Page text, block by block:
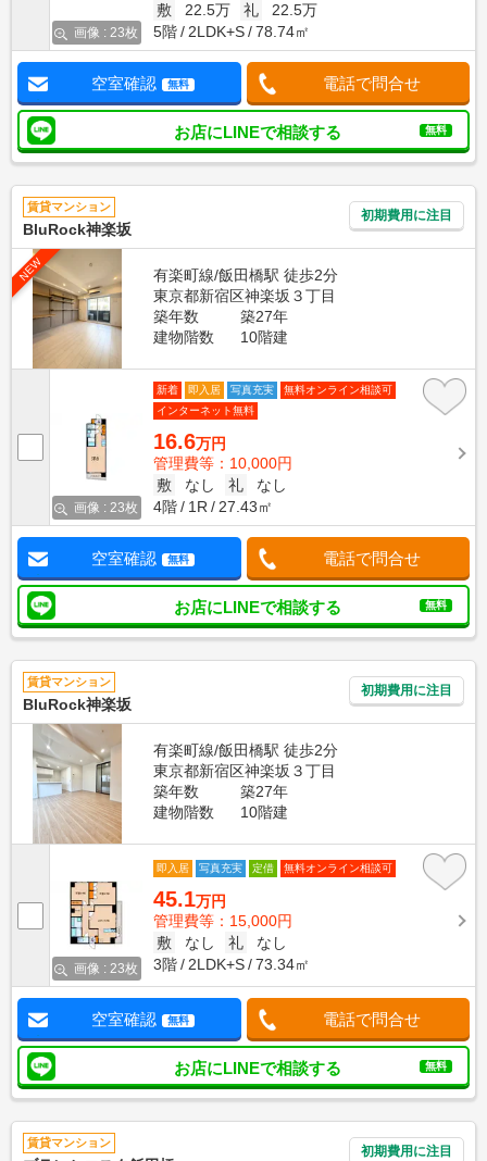
画像 : 23枚
敷
22.5万 礼
22.5万
5階
2LDK+S 78.74㎡
空室確認 無料 電話で問合せ
お店にLINEで相談する 無料
賃貸マンション
BluRock神楽坂
初期費用に注目
NEW
有楽町線/飯田橋駅 徒歩2分
東京都新宿区神楽坂３丁目
築年数
築27年
建物階数
10階建
画像 : 23枚
新着 即入居 写真充実
無料オンライン相談可
インターネット無料
16.6万円
管理費等：10,000円
敷
なし 礼
なし
4階
1R 27.43㎡
空室確認 無料 電話で問合せ
お店にLINEで相談する 無料
賃貸マンション
BluRock神楽坂
初期費用に注目
有楽町線/飯田橋駅 徒歩2分
東京都新宿区神楽坂３丁目
築年数
築27年
建物階数
10階建
画像 : 23枚
即入居 写真充実 定借 無料オンライン相談可
45.1万円
管理費等：15,000円
敷
なし 礼
なし
3階
2LDK+S 73.34㎡
空室確認 無料 電話で問合せ
お店にLINEで相談する 無料
賃貸マンション
初期費用に注目